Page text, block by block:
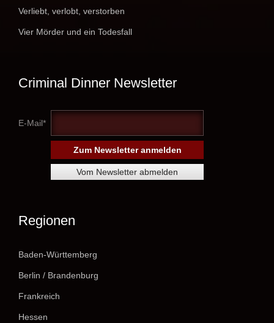
Verliebt, verlobt, verstorben
Vier Mörder und ein Todesfall
Criminal Dinner Newsletter
E-Mail*
Regionen
Baden-Württemberg
Berlin / Brandenburg
Frankreich
Hessen